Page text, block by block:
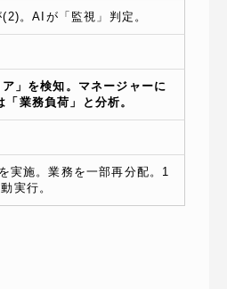
。AIが「監視」判定。
」を検知。マネージャーに
業務負荷」と分析。
実施。業務を一部再分配。1
実行。